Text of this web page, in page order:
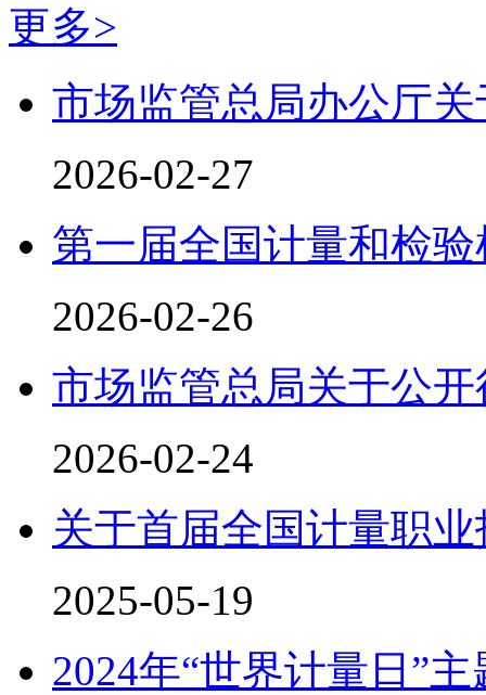
更多>
市场监管总局办公厅
2026-02-27
第一届全国计量和检
2026-02-26
市场监管总局关于公
2026-02-24
关于首届全国计量职
2025-05-19
2024年“世界计量日”